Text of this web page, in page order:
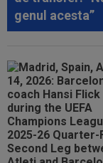
genul acesta”